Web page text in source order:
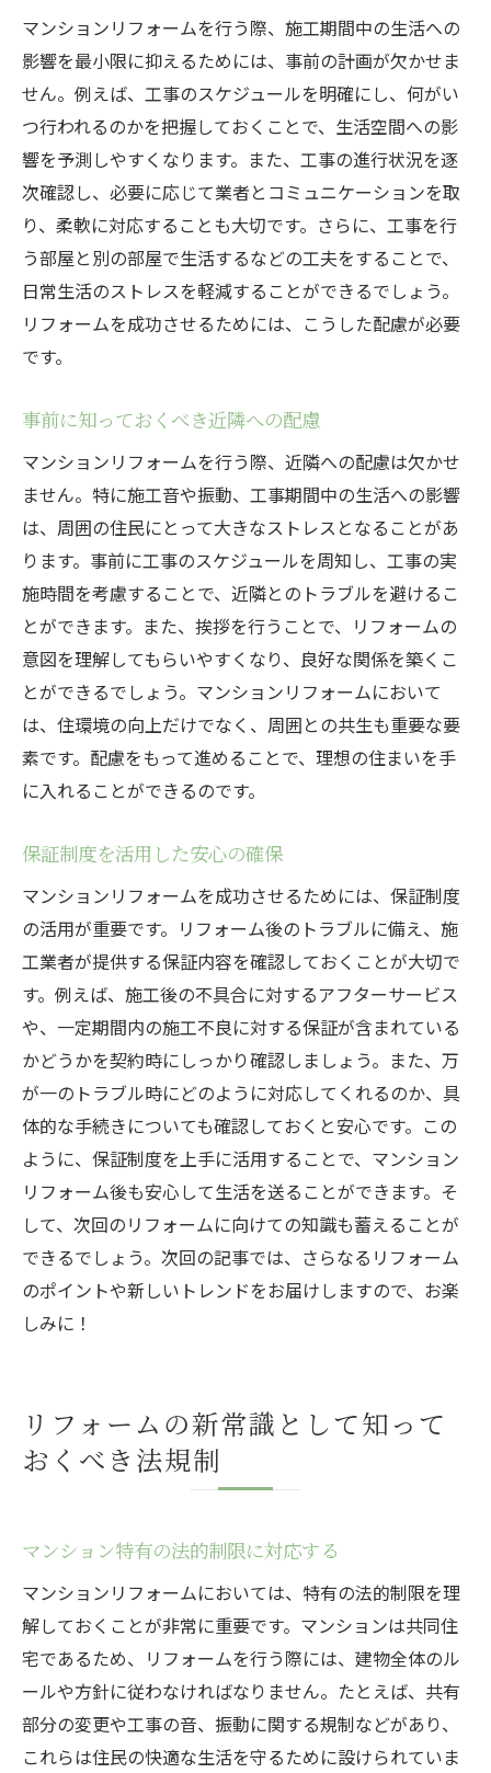
マンションリフォームを行う際、施工期間中の生活への
影響を最小限に抑えるためには、事前の計画が欠かせま
せん。例えば、工事のスケジュールを明確にし、何がい
つ行われるのかを把握しておくことで、生活空間への影
響を予測しやすくなります。また、工事の進行状況を逐
次確認し、必要に応じて業者とコミュニケーションを取
り、柔軟に対応することも大切です。さらに、工事を行
う部屋と別の部屋で生活するなどの工夫をすることで、
日常生活のストレスを軽減することができるでしょう。
リフォームを成功させるためには、こうした配慮が必要
です。
事前に知っておくべき近隣への配慮
マンションリフォームを行う際、近隣への配慮は欠かせ
ません。特に施工音や振動、工事期間中の生活への影響
は、周囲の住民にとって大きなストレスとなることがあ
ります。事前に工事のスケジュールを周知し、工事の実
施時間を考慮することで、近隣とのトラブルを避けるこ
とができます。また、挨拶を行うことで、リフォームの
意図を理解してもらいやすくなり、良好な関係を築くこ
とができるでしょう。マンションリフォームにおいて
は、住環境の向上だけでなく、周囲との共生も重要な要
素です。配慮をもって進めることで、理想の住まいを手
に入れることができるのです。
保証制度を活用した安心の確保
マンションリフォームを成功させるためには、保証制度
の活用が重要です。リフォーム後のトラブルに備え、施
工業者が提供する保証内容を確認しておくことが大切で
す。例えば、施工後の不具合に対するアフターサービス
や、一定期間内の施工不良に対する保証が含まれている
かどうかを契約時にしっかり確認しましょう。また、万
が一のトラブル時にどのように対応してくれるのか、具
体的な手続きについても確認しておくと安心です。この
ように、保証制度を上手に活用することで、マンション
リフォーム後も安心して生活を送ることができます。そ
して、次回のリフォームに向けての知識も蓄えることが
できるでしょう。次回の記事では、さらなるリフォーム
のポイントや新しいトレンドをお届けしますので、お楽
しみに！
リフォームの新常識として知って
おくべき法規制
マンション特有の法的制限に対応する
マンションリフォームにおいては、特有の法的制限を理
解しておくことが非常に重要です。マンションは共同住
宅であるため、リフォームを行う際には、建物全体のル
ールや方針に従わなければなりません。たとえば、共有
部分の変更や工事の音、振動に関する規制などがあり、
これらは住民の快適な生活を守るために設けられていま